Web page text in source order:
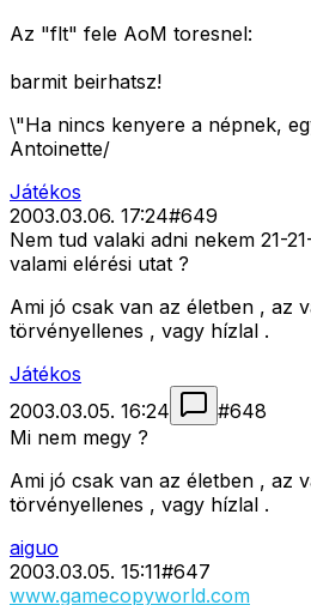
Az "flt" fele AoM toresnel:
barmit beirhatsz!
\"Ha nincs kenyere a népnek,
Antoinette/
Játékos
2003.03.06. 17:24#649
Nem tud valaki adni nekem 21-
valami elérési utat ?
Ami jó csak van az életben , az
törvényellenes , vagy hízlal .
Játékos
2003.03.05. 16:24
#648
Mi nem megy ?
Ami jó csak van az életben , az
törvényellenes , vagy hízlal .
aiguo
2003.03.05. 15:11#647
www.gamecopyworld.com